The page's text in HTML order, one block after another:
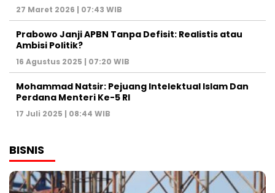
27 Maret 2026 | 07:43 WIB
Prabowo Janji APBN Tanpa Defisit: Realistis atau
Ambisi Politik?
16 Agustus 2025 | 07:20 WIB
Mohammad Natsir: Pejuang Intelektual Islam Dan
Perdana Menteri Ke-5 RI
17 Juli 2025 | 08:44 WIB
BISNIS